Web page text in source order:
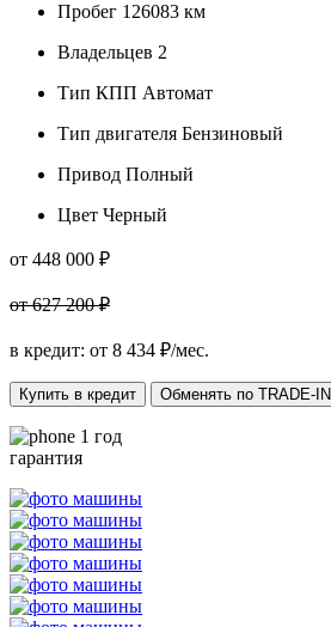
Пробег 126083 км
Владельцев 2
Тип КПП Автомат
Тип двигателя Бензиновый
Привод Полный
Цвет Черный
от 448 000 ₽
от 627 200 ₽
в кредит: от 8 434 ₽/мес.
Купить в кредит Обменять по TRADE-IN
1 год
гарантия